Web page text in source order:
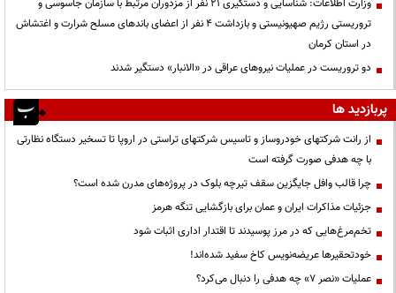
وزارت اطلاعات: شناسایی و دستگیری ۲۱ نفر از مزدوران مرتبط با سازمان جاسوسی و
تروریستی رژیم صهیونیستی و بازداشت ۴ نفر از اعضای باندهای مسلح شرارت و اغتشاش
در استان کرمان
دو تروریست در عملیات نیروهای عراقی در «الانبار» دستگیر شدند
پربازدید ها
از رانت‌ شرکتهای خودروساز و تاسیس شرکتهای تراستی در اروپا تا تسخیر دستگاه نظارتی
با چه هدفی صورت گرفته است
چرا قالب وافل جایگزین سقف تیرچه بلوک در پروژه‌های مدرن شده است؟
جزئیات مذاکرات ایران و عمان برای بازگشایی تنگه هرمز
تخم‌مرغ‌هایی که در مرز پوسیدند تا اقتدار اداری اثبات شود
خودتحقیرها عریضه‌نویس کاخ سفید شده‌اند!
عملیات «نصر ۷» چه هدفی را دنبال می‌کرد؟